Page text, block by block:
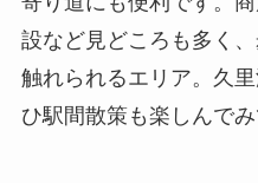
設など見どころも多く
触れられるエリア。久
ひ駅間散策も楽しんでみ